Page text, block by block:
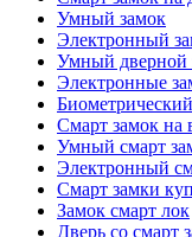
Умный замок
Электронный
Умный дверной
Электронные
Смарт замок на
Умный смарт
Электронный
Смарт замки
Замок смарт лок
Дверь со смарт